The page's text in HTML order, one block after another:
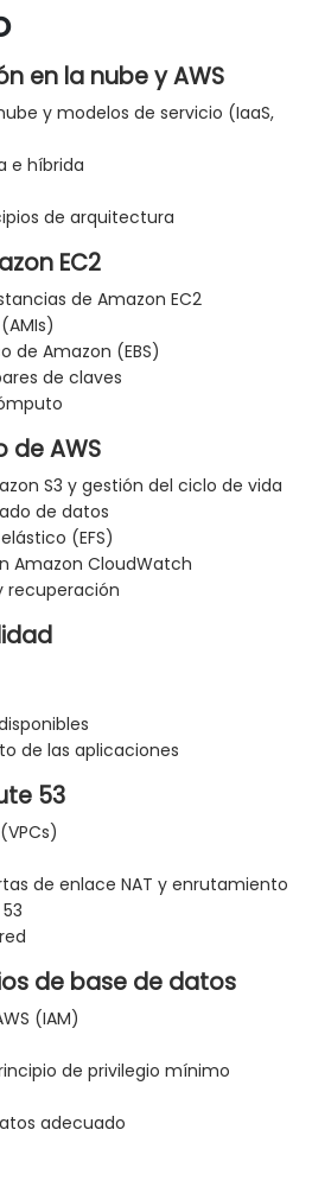
en la nube y AWS
y modelos de servicio (IaaS,
e híbrida
de arquitectura
EC2
de Amazon EC2
de Amazon (EBS)
de claves
de AWS
S3 y gestión del ciclo de vida
de datos
(EFS)
Amazon CloudWatch
recuperación
de las aplicaciones
53
de enlace NAT y enrutamiento
de base de datos
(IAM)
de privilegio mínimo
adecuado